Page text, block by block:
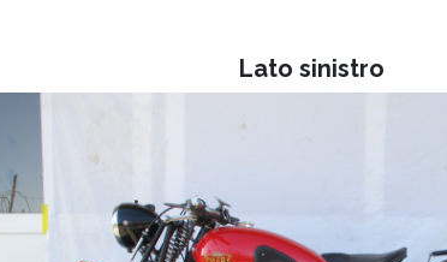
Lato sinistro